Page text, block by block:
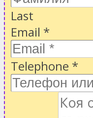
Last
Email *
Telephone *